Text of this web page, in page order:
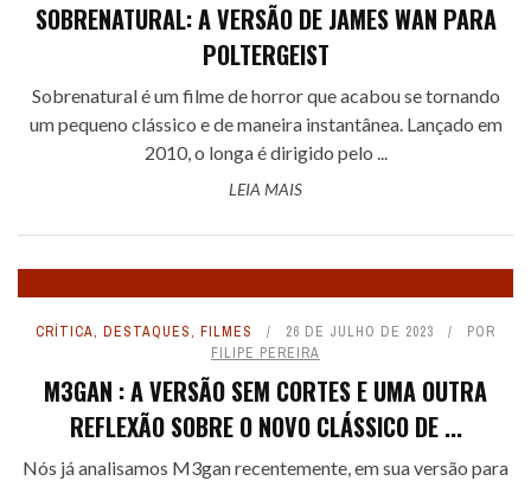
SOBRENATURAL: A VERSÃO DE JAMES WAN PARA
POLTERGEIST
Sobrenatural é um filme de horror que acabou se tornando
um pequeno clássico e de maneira instantânea. Lançado em
2010, o longa é dirigido pelo ...
LEIA MAIS
CRÍTICA, DESTAQUES, FILMES 26 DE JULHO DE 2023
POR
FILIPE PEREIRA
M3GAN : A VERSÃO SEM CORTES E UMA OUTRA
REFLEXÃO SOBRE O NOVO CLÁSSICO DE ...
Nós já analisamos M3gan recentemente, em sua versão para